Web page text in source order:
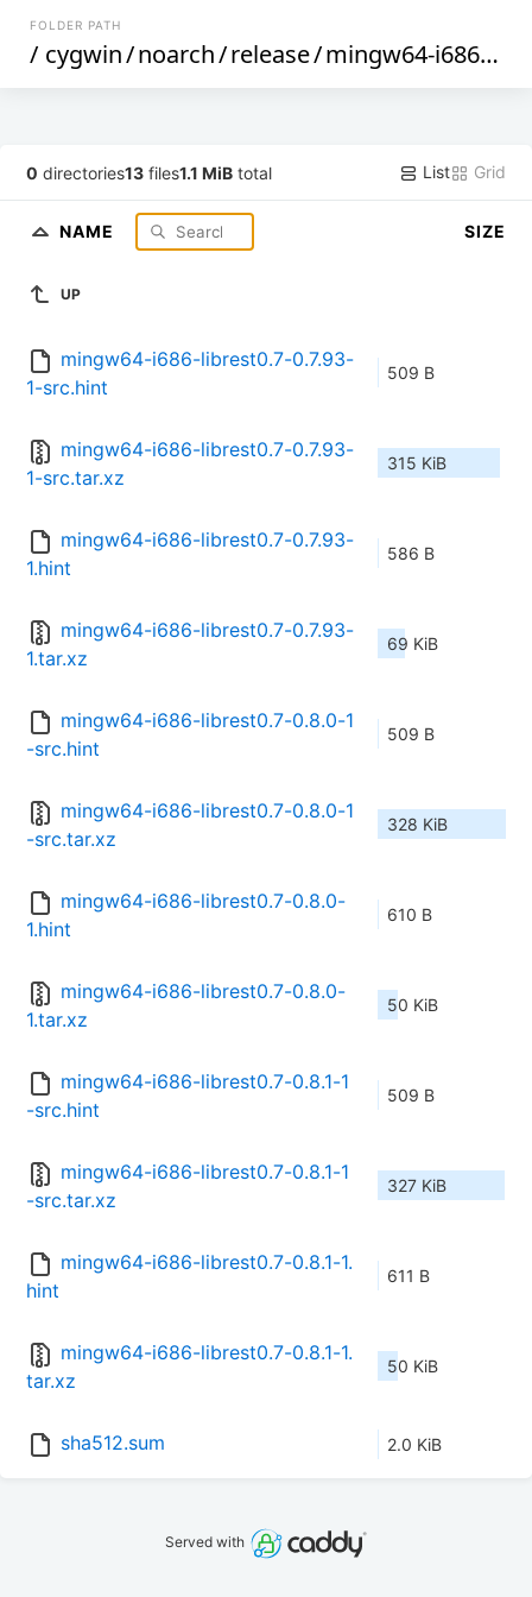
FOLDER PATH
/ cygwin/noarch/release/mingw64-i686-librest0.7
0 directories13 files1.1 MiB total List Grid
NAME SIZE
UP
mingw64-i686-librest0.7-0.7.93-
1-src.hint
509 B
mingw64-i686-librest0.7-0.7.93-
1-src.tar.xz
315 KiB
mingw64-i686-librest0.7-0.7.93-
1.hint
586 B
mingw64-i686-librest0.7-0.7.93-
1.tar.xz
69 KiB
mingw64-i686-librest0.7-0.8.0-1
-src.hint
509 B
mingw64-i686-librest0.7-0.8.0-1
-src.tar.xz
328 KiB
mingw64-i686-librest0.7-0.8.0-
1.hint
610 B
mingw64-i686-librest0.7-0.8.0-
1.tar.xz
50 KiB
mingw64-i686-librest0.7-0.8.1-1
-src.hint
509 B
mingw64-i686-librest0.7-0.8.1-1
-src.tar.xz
327 KiB
mingw64-i686-librest0.7-0.8.1-1.
hint
611 B
mingw64-i686-librest0.7-0.8.1-1.
tar.xz
50 KiB
sha512.sum 2.0 KiB
Served with